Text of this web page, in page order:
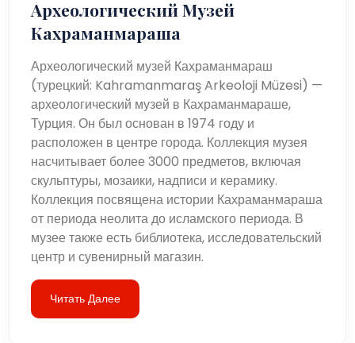
Археологический Музей
Кахраманмараша
Археологический музей Кахраманмараш
(турецкий: Kahramanmaraş Arkeoloji Müzesi) —
археологический музей в Кахраманмараше,
Турция. Он был основан в 1974 году и
расположен в центре города. Коллекция музея
насчитывает более 3000 предметов, включая
скульптуры, мозаики, надписи и керамику.
Коллекция посвящена истории Кахраманмараша
от периода неолита до исламского периода. В
музее также есть библиотека, исследовательский
центр и сувенирный магазин.
Читать Далее